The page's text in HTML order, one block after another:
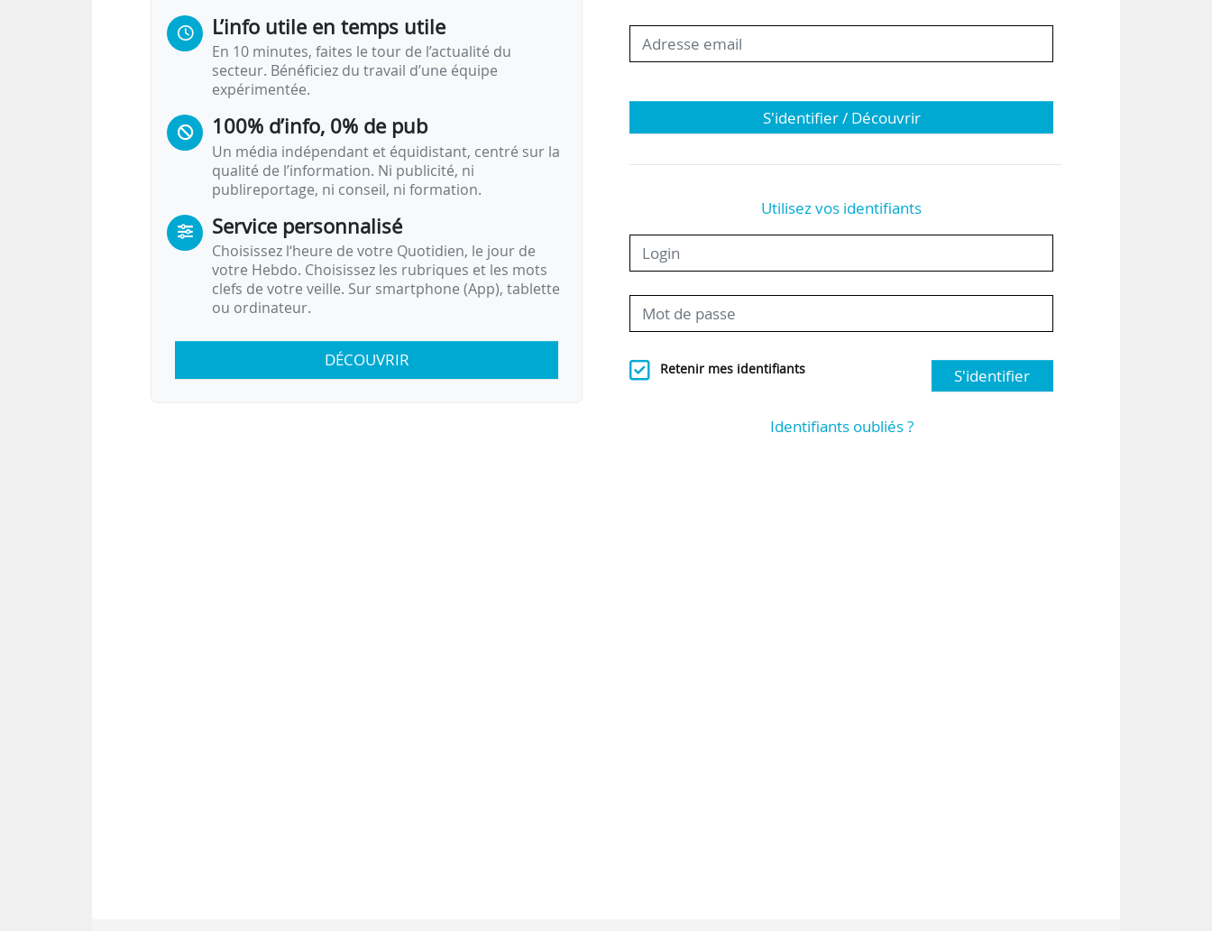
L’info utile en temps utile
En 10 minutes, faites le tour de l’actualité du
secteur. Bénéficiez du travail d’une équipe
expérimentée.
100% d’info, 0% de pub
Un média indépendant et équidistant, centré sur la
qualité de l’information. Ni publicité, ni
publireportage, ni conseil, ni formation.
Service personnalisé
Choisissez l‘heure de votre Quotidien, le jour de
votre Hebdo. Choisissez les rubriques et les mots
clefs de votre veille. Sur smartphone (App), tablette
ou ordinateur.
DÉCOUVRIR
S'identifier / Découvrir
Utilisez vos identifiants
Retenir mes identifiants S'identifier
Identifiants oubliés ?